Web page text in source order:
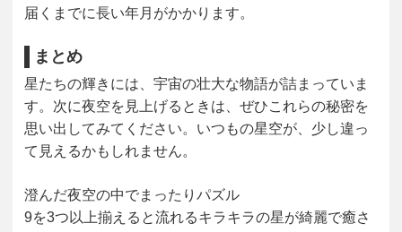
届くまでに長い年月がかかります。
まとめ
星たちの輝きには、宇宙の壮大な物語が詰まっていま
す。次に夜空を見上げるときは、ぜひこれらの秘密を
思い出してみてください。いつもの星空が、少し違っ
て見えるかもしれません。
澄んだ夜空の中でまったりパズル
9を3つ以上揃えると流れるキラキラの星が綺麗で癒さ